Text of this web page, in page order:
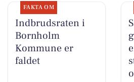
FAKTA OM
Indbrudsraten i
Bornholm
Kommune er
faldet